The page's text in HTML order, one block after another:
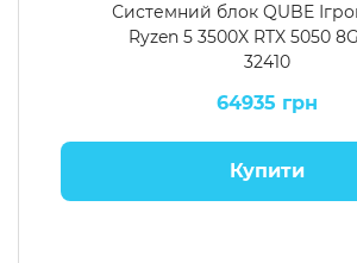
Системний блок QUBE
Ryzen 5 3500X RTX 5050
32410
64935 грн
Купити